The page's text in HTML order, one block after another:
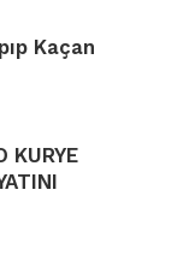
Kaçan
KURYE